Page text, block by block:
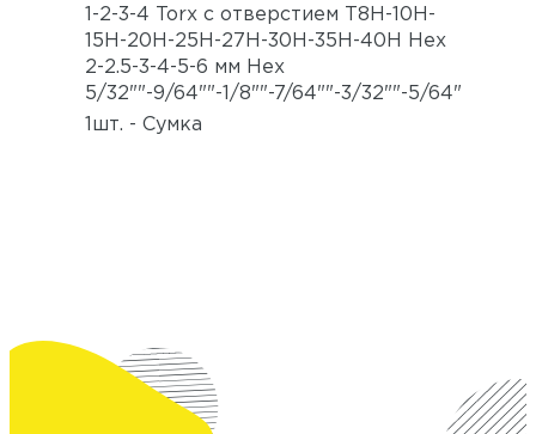
1-2-3-4 Torx с отверстием T8H-10H-
15H-20H-25H-27H-30H-35H-40H Hex
2-2.5-3-4-5-6 мм Hex
5/32""-9/64""-1/8""-7/64""-3/32""-5/64"
1шт. - Сумка